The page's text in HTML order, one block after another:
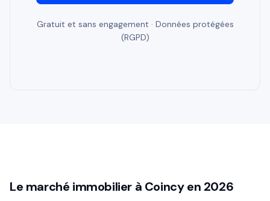
Gratuit et sans engagement · Données protégées
(RGPD)
Le marché immobilier à Coincy en 2026